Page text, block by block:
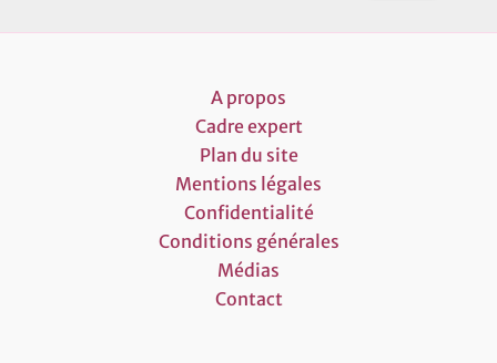
A propos
Cadre expert
Plan du site
Mentions légales
Confidentialité
Conditions générales
Médias
Contact